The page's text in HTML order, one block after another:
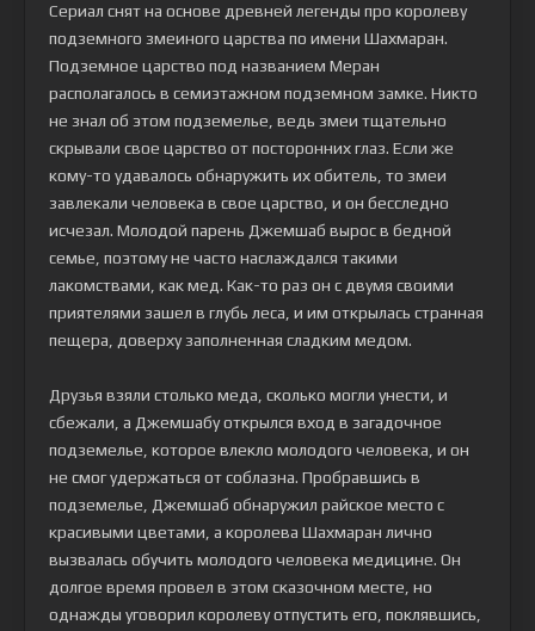
Сериал снят на основе древней легенды про королеву
подземного змеиного царства по имени Шахмаран.
Подземное царство под названием Меран
располагалось в семиэтажном подземном замке. Никто
не знал об этом подземелье, ведь змеи тщательно
скрывали свое царство от посторонних глаз. Если же
кому-то удавалось обнаружить их обитель, то змеи
завлекали человека в свое царство, и он бесследно
исчезал. Молодой парень Джемшаб вырос в бедной
семье, поэтому не часто наслаждался такими
лакомствами, как мед. Как-то раз он с двумя своими
приятелями зашел в глубь леса, и им открылась странная
пещера, доверху заполненная сладким медом.
Друзья взяли столько меда, сколько могли унести, и
сбежали, а Джемшабу открылся вход в загадочное
подземелье, которое влекло молодого человека, и он
не смог удержаться от соблазна. Пробравшись в
подземелье, Джемшаб обнаружил райское место с
красивыми цветами, а королева Шахмаран лично
вызвалась обучить молодого человека медицине. Он
долгое время провел в этом сказочном месте, но
однажды уговорил королеву отпустить его, поклявшись,